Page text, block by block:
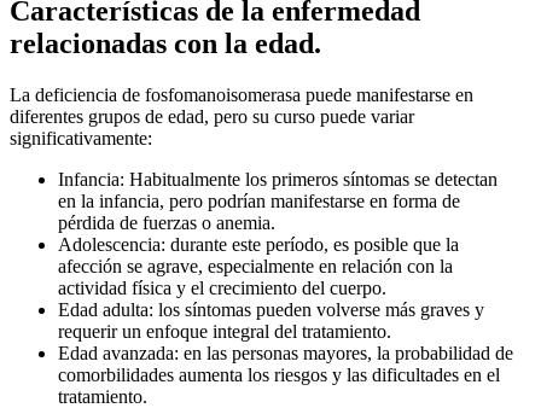
Características de la enfermedad
relacionadas con la edad.
La deficiencia de fosfomanoisomerasa puede manifestarse en
diferentes grupos de edad, pero su curso puede variar
significativamente:
Infancia: Habitualmente los primeros síntomas se detectan
en la infancia, pero podrían manifestarse en forma de
pérdida de fuerzas o anemia.
Adolescencia: durante este período, es posible que la
afección se agrave, especialmente en relación con la
actividad física y el crecimiento del cuerpo.
Edad adulta: los síntomas pueden volverse más graves y
requerir un enfoque integral del tratamiento.
Edad avanzada: en las personas mayores, la probabilidad de
comorbilidades aumenta los riesgos y las dificultades en el
tratamiento.